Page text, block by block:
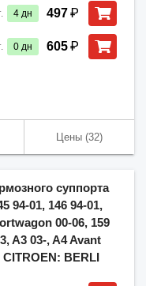
4 дн 497₽
0 дн 605₽
Цены (32)
суппорта
94-01, 146 94-01,
00-06, 159
A3 03-, A4 Avant
CITROEN: BERLI